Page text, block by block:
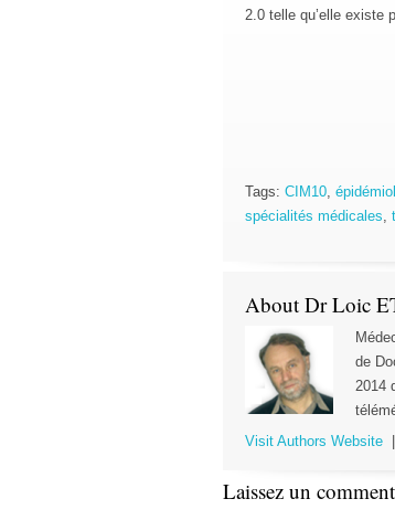
2.0 telle qu’elle existe
Tags: CIM10,
spécialités médicales,
About Dr Loic
de
2014
Visit Authors Website
Laissez un